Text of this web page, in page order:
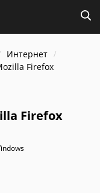
Интернет
Firefox
Firefox